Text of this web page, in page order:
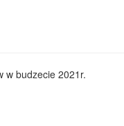
w budzecie 2021r.